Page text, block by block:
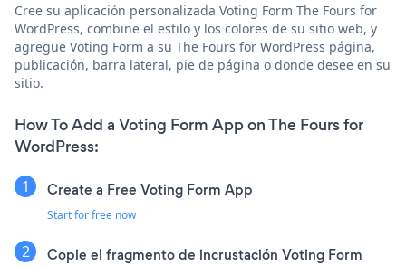
Cree su aplicación personalizada Voting Form The Fours for
WordPress, combine el estilo y los colores de su sitio web, y
agregue Voting Form a su The Fours for WordPress página,
publicación, barra lateral, pie de página o donde desee en su
sitio.
How To Add a Voting Form App on The Fours for
WordPress:
Create a Free Voting Form App
Start for free now
Copie el fragmento de incrustación Voting Form